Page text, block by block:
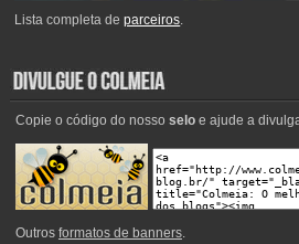
Lista completa deparceiros.
Copie o código do nosso seloe ajude a
Outros formatos de banners.